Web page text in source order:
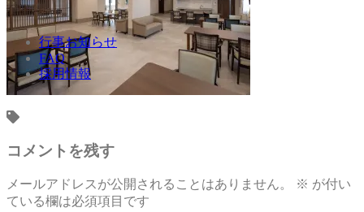
行事お知らせ
FAQ
採用情報
コメントを残す
メールアドレスが公開されることはありません。 ※ が付い
ている欄は必須項目です